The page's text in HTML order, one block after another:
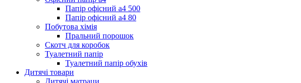
Папір офісний а4 500
Папір офісний а4 80
Побутова хімія
Пральний порошок
Скотч для коробок
Туалетний папір
Туалетний папір обухів
Дитячі товари
Дитячі матраци